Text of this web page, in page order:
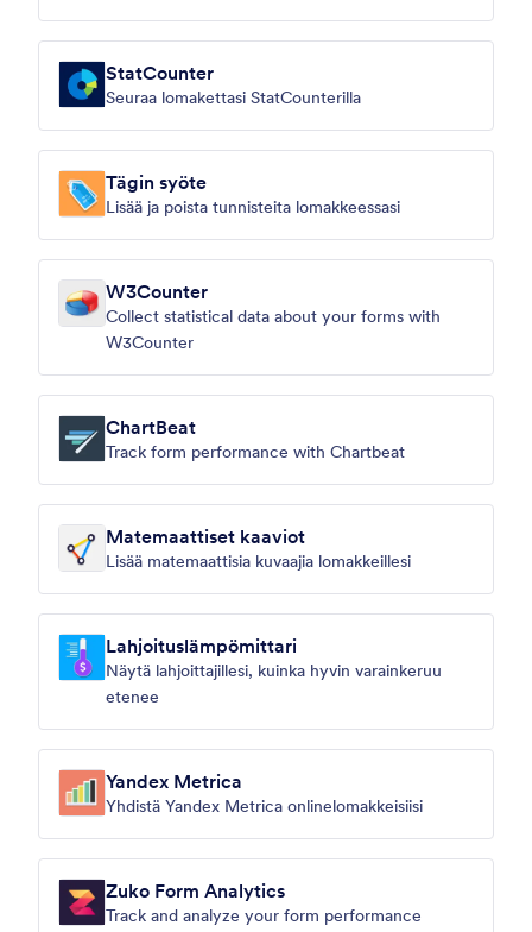
StatCounter
Seuraa lomakettasi StatCounterilla
Tägin syöte
Lisää ja poista tunnisteita lomakkeessasi
W3Counter
Collect statistical data about your forms with
W3Counter
ChartBeat
Track form performance with Chartbeat
Matemaattiset kaaviot
Lisää matemaattisia kuvaajia lomakkeillesi
Lahjoituslämpömittari
Näytä lahjoittajillesi, kuinka hyvin varainkeruu
etenee
Yandex Metrica
Yhdistä Yandex Metrica onlinelomakkeisiisi
Zuko Form Analytics
Track and analyze your form performance